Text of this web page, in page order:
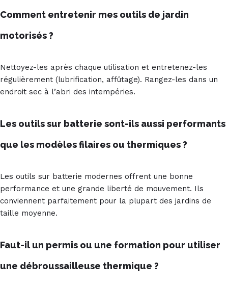
Comment entretenir mes outils de jardin
motorisés ?
Nettoyez-les après chaque utilisation et entretenez-les
régulièrement (lubrification, affûtage). Rangez-les dans un
endroit sec à l’abri des intempéries.
Les outils sur batterie sont-ils aussi performants
que les modèles filaires ou thermiques ?
Les outils sur batterie modernes offrent une bonne
performance et une grande liberté de mouvement. Ils
conviennent parfaitement pour la plupart des jardins de
taille moyenne.
Faut-il un permis ou une formation pour utiliser
une débroussailleuse thermique ?